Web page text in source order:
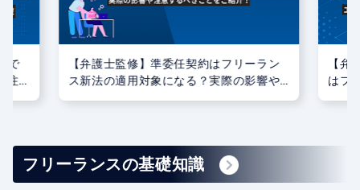
で
注
【弁護士監修】準委任契約はフリーラン
ス新法の適用対象になる？実際の影響や
【弁
はフ
フリーランスの基礎知識